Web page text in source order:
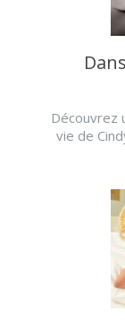
Découvrez
vie de